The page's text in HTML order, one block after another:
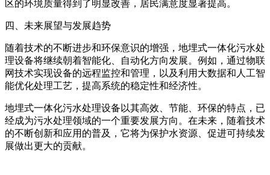
区的环境质量得到了明显改善，居民满意度显著提高。
四、未来展望与发展趋势
随着技术的不断进步和环保意识的增强，地埋式一体化污水处
理设备将继续朝着智能化、自动化方向发展。例如，通过物联
网技术实现设备的远程监控和管理，以及利用大数据和人工智
能优化处理工艺，提高系统的稳定性和经济性。
地埋式一体化污水处理设备以其高效、节能、环保的特点，已
经成为污水处理领域的一个重要发展方向。在未来，随着技术
的不断创新和应用的普及，它将为保护水资源、促进可持续发
展做出更大的贡献。